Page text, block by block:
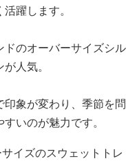
躍します。
のオーバーサイズシル
人気。
象が変わり、季節を問
いのが魅力です。
イズのスウェットトレ